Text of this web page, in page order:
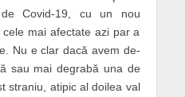
Covid-19, cu un nou
mai afectate azi par a
Nu e clar dacă avem de-
sau mai degrabă una de
straniu, atipic al doilea val